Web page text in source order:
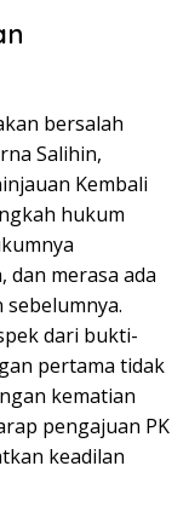
bersalah
Salihin,
Kembali
hukum
dan merasa ada
dari bukti-
pertama tidak
kematian
pengajuan PK
keadilan